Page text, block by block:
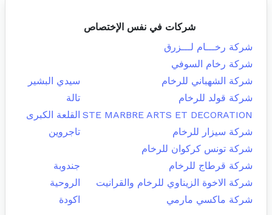
شركات في نفس الإختصاص
شركة رخـــام لـــزرق
شركة رخام السوفي
شركة الشهباني للرخام
سيدي البشير
شركة قولد للرخام
تالة
STE MARBRE ARTS ET DECORATION القلعة الكبرى
شركة سيزار للرخام
تاجروين
شركة تونس كركوان للرخام
شركة قرطاج للرخام
جندوبة
شركة الاخوة الزيناوي للرخام والقرانيت
الروحية
شركة ماكسي مارمي
اكودة